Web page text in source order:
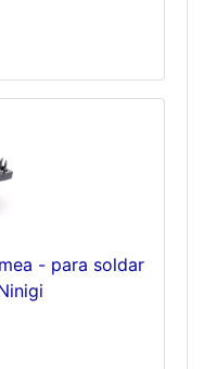
- para soldar